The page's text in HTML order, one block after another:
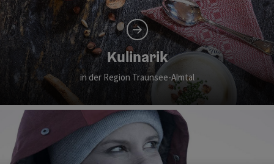
Kulinarik
in der Region Traunsee-Almtal